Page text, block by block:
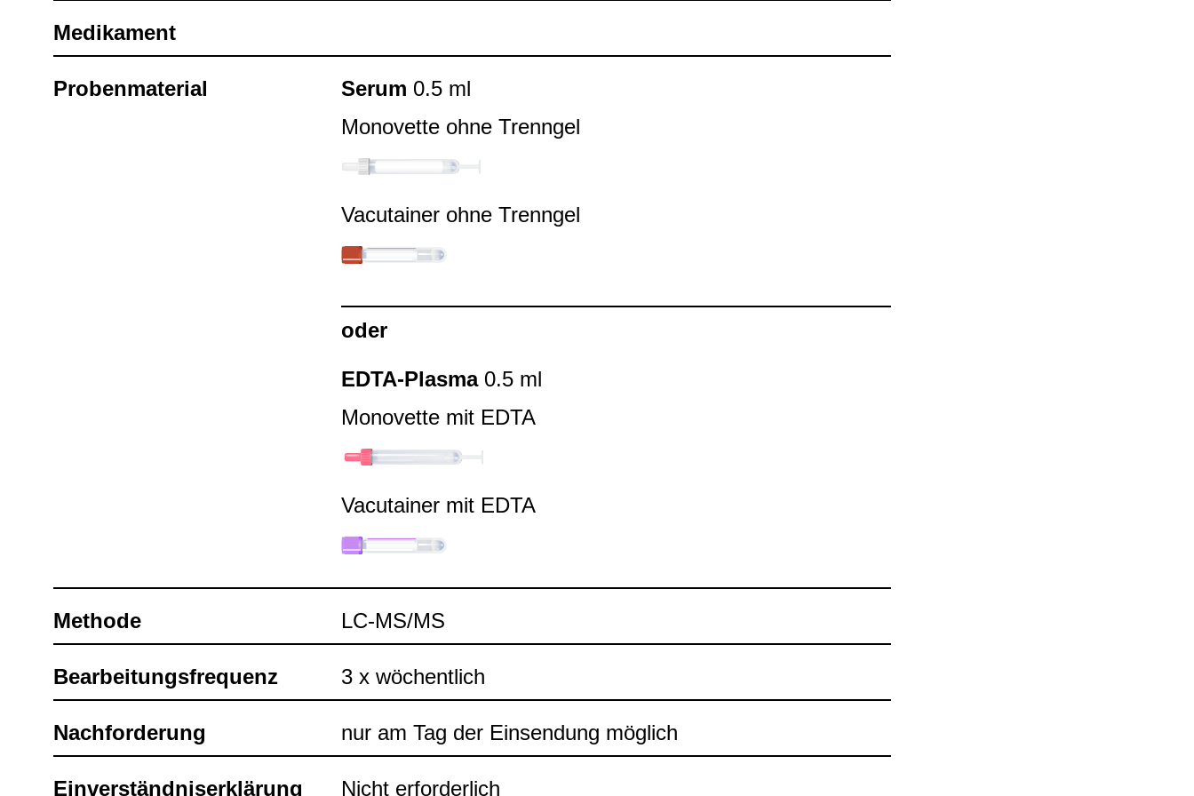
Medi­ka­ment
Pro­ben­ma­te­rial Serum 0.5 ml
Mono­vette ohne Trenn­gel
Vacu­tai­ner ohne Trenn­gel
oder
EDTA-​Plasma0.5 ml
Mono­vette mit EDTA
Vacu­tai­ner mit EDTA
Methode LC-​MS/MS
Bear­bei­tungs­fre­quenz 3 x wöchent­lich
Nach­for­de­rung nur am Tag der Ein­sen­dung mög­lich
Ein­ver­ständ­nis­er­klä­rung Nicht erfor­der­lich